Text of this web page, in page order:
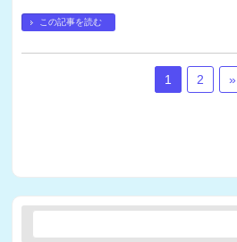
この記事を読む
1 2 »